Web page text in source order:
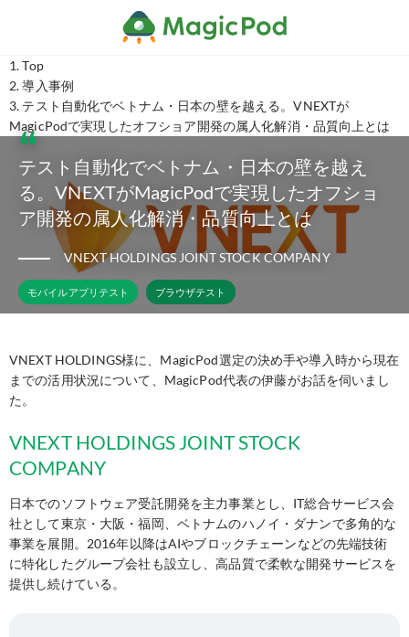
Top
導入事例
テスト自動化でベトナム・日本の壁を越える。VNEXTが
MagicPodで実現したオフショア開発の属人化解消・品質向上とは
テスト自動化でベトナム・日本の壁を越え
る。VNEXTがMagicPodで実現したオフショ
ア開発の属人化解消・品質向上とは
VNEXT HOLDINGS JOINT STOCK COMPANY
モバイルアプリテスト ブラウザテスト
VNEXT HOLDINGS様に、MagicPod選定の決め手や導入時から現在
までの活用状況について、MagicPod代表の伊藤がお話を伺いまし
た。
VNEXT HOLDINGS JOINT STOCK
COMPANY
日本でのソフトウェア受託開発を主力事業とし、IT総合サービス会
社として東京・大阪・福岡、ベトナムのハノイ・ダナンで多角的な
事業を展開。2016年以降はAIやブロックチェーンなどの先端技術
に特化したグループ会社も設立し、高品質で柔軟な開発サービスを
提供し続けている。